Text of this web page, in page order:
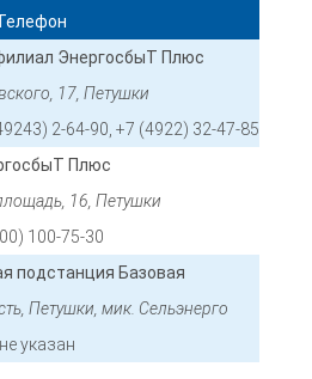
ЭнергосбыТ Плюс
17, Петушки
2-64-90, +7 (4922) 32-47-85
Плюс
16, Петушки
100-75-30
подстанция Базовая
Петушки, мик. Сельэнерго
не указан